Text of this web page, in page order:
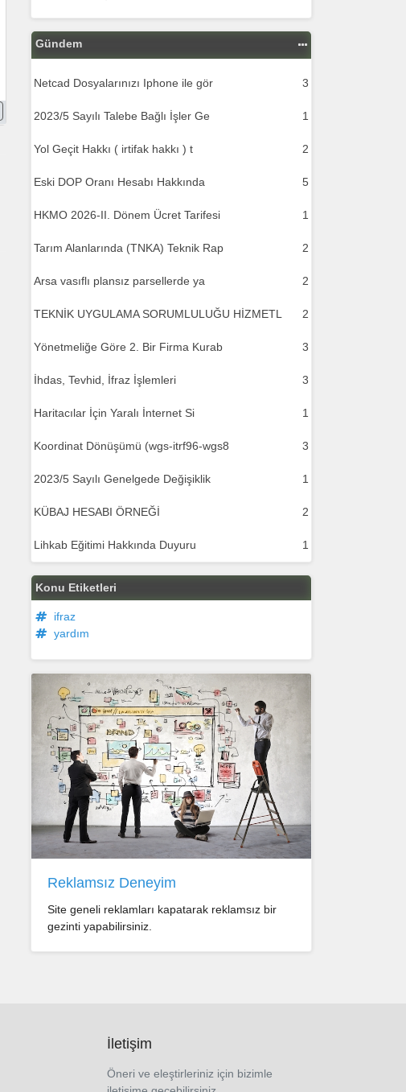
Gündem
Netcad Dosyalarınızı Iphone ile gör 3
2023/5 Sayılı Talebe Bağlı İşler Ge 1
Yol Geçit Hakkı ( irtifak hakkı ) t 2
Eski DOP Oranı Hesabı Hakkında 5
HKMO 2026-II. Dönem Ücret Tarifesi 1
Tarım Alanlarında (TNKA) Teknik Rap 2
Arsa vasıflı plansız parsellerde ya 2
TEKNİK UYGULAMA SORUMLULUĞU HİZMETL 2
Yönetmeliğe Göre 2. Bir Firma Kurab 3
İhdas, Tevhid, İfraz İşlemleri 3
Haritacılar İçin Yaralı İnternet Si 1
Koordinat Dönüşümü (wgs-itrf96-wgs8 3
2023/5 Sayılı Genelgede Değişiklik 1
KÜBAJ HESABI ÖRNEĞİ 2
Lihkab Eğitimi Hakkında Duyuru 1
Konu Etiketleri
ifraz
yardım
Reklamsız Deneyim
Site geneli reklamları kapatarak reklamsız bir
gezinti yapabilirsiniz.
İletişim
Öneri ve eleştirleriniz için bizimle